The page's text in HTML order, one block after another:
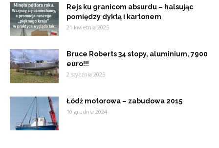
Rejs ku granicom absurdu – halsując
pomiędzy dyktą i kartonem
21 kwietnia 2025
Bruce Roberts 34 stopy, aluminium, 7900
euro!!!
2 stycznia 2025
Łódź motorowa – zabudowa 2015
10 grudnia 2024